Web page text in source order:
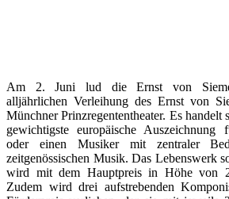
Am 2. Juni lud die Ernst von
alljährlichen Verleihung des Ernst von
Münchner Prinzregententheater. Es
gewichtigste europäische Auszeichnung
oder einen Musiker mit zentraler
zeitgenössischen Musik. Das Lebenswerk
wird mit dem Hauptpreis in Höhe von
Zudem wird drei aufstrebenden